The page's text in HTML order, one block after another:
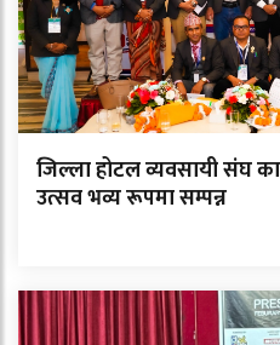
जिल्ला होटल व्यवसायी संघ
उत्सव भव्य रूपमा सम्पन्न